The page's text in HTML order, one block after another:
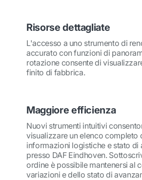
Risorse dettagliate
L'accesso a uno strumento di
accurato con funzioni di
rotazione consente di
finito di fabbrica.
Maggiore efficienza
Nuovi strumenti intuitivi
visualizzare un elenco completo
informazioni logistiche e stato di
presso DAF Eindhoven.
ordine è possibile mantenersi al
variazioni e dello stato di